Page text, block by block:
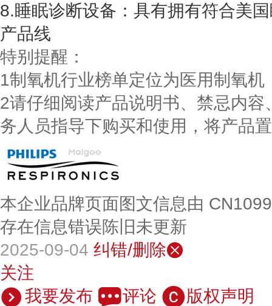
8.睡眠诊断设备：具有拥有符合美
产品线
特别提醒：
1制氧机行业榜单定位为医用制氧
2请仔细阅读产品说明书、禁忌内
务人员指导下购买和使用，将产品
本企业品牌页面图文信息由
存在信息错误陈旧未更新
2025-09-04 纠错/删除
关注
我要发布
评论 版权声明